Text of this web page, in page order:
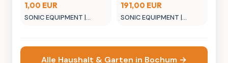
1,00 EUR
SONIC EQUIPMENT |
191,00 EUR
SONIC EQUIPMENT |
Alle Haushalt & Garten in Bochum →